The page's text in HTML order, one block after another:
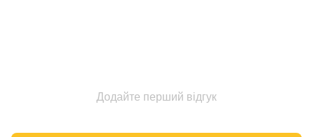
Додайте перший відгук